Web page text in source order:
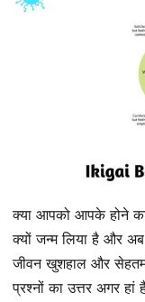
क्या आपको आपके होने
क्यों जन्म लिया है और
जीवन खुशहाल और
प्रश्नों का उत्तर अगर